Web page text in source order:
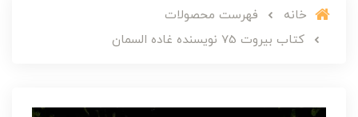
خانه
فهرست محصولات
کتاب بیروت 75 نویسنده غاده السمان